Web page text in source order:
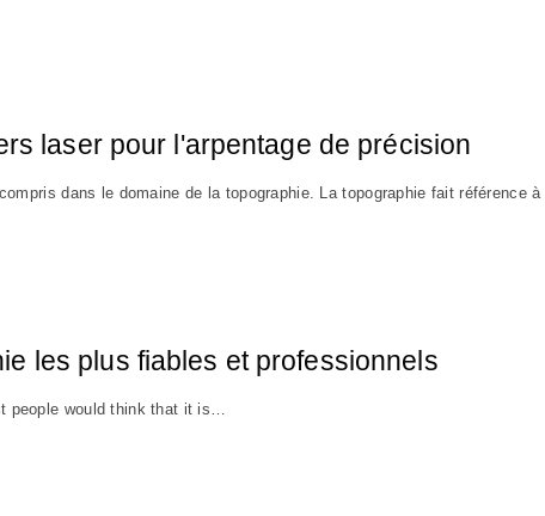
laser pour l'arpentage de précision
dans le domaine de la topographie. La topographie fait référence
les plus fiables et professionnels
people would think that it is…